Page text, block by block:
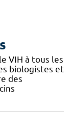
VIH à tous les
biologistes et
des